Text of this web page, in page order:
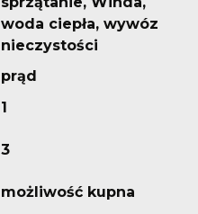
woda ciepła, wywóz
nieczystości
prąd
1
3
możliwość kupna